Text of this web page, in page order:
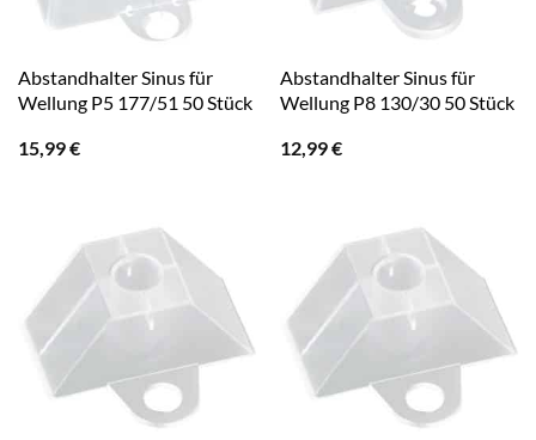
Abstandhalter Sinus für
Wellung P5 177/51 50 Stück
15,99€
Abstandhalter Sinus für
Wellung P8 130/30 50 Stück
12,99€